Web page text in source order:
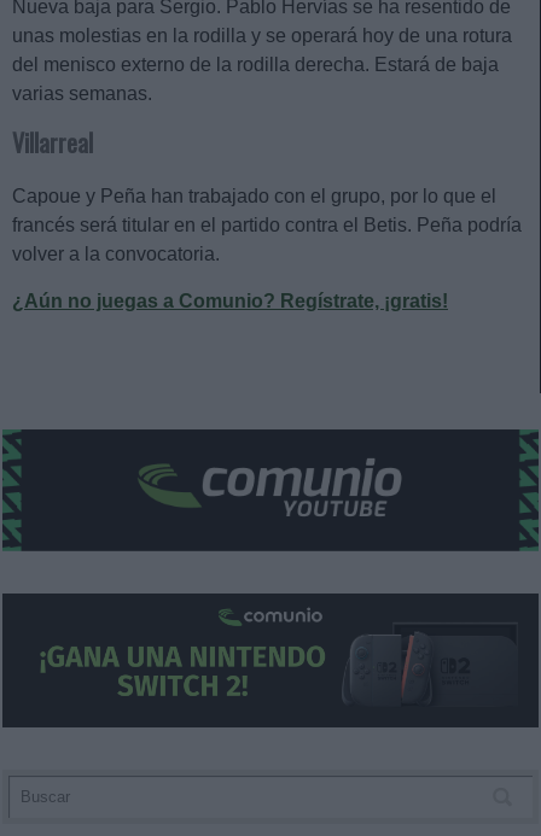
Nueva baja para Sergio. Pablo Hervías se ha resentido de
unas molestias en la rodilla y se operará hoy de una rotura
del menisco externo de la rodilla derecha. Estará de baja
varias semanas.
Villarreal
Capoue y Peña han trabajado con el grupo, por lo que el
francés será titular en el partido contra el Betis. Peña podría
volver a la convocatoria.
¿Aún no juegas a Comunio? Regístrate, ¡gratis!